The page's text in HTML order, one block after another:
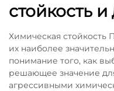
стойкость
Химическая стойкость
их наиболее
понимание того, как
решающее значение
агрессивными